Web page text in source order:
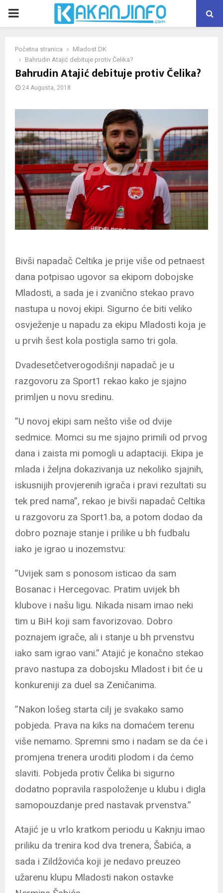
PRIMARY
Početna stranica
Mladost DK
Bahrudin Atajić debituje protiv Čelika?
Bahrudin Atajić debituje protiv Čelika?
24 Augusta, 2018
Bivši napadač Celtika je prije više od petnaest
dana potpisao ugovor sa ekipom dobojske
Mladosti, a sada je i zvanično stekao pravo
nastupa u novoj ekipi. Sigurno će biti veliko
osvježenje u napadu za ekipu Mladosti koja je
u prvih šest kola postigla samo tri gola.
Dvadesetčetverogodišnji napadač je u
razgovoru za Sport1 rekao kako je sjajno
primljen u novu sredinu.
”U novoj ekipi sam nešto više od dvije
sedmice. Momci su me sjajno primili od prvog
dana i zaista mi pomogli u adaptaciji. Ekipa je
mlada i željna dokazivanja uz nekoliko sjajnih,
iskusnijih provjerenih igrača i pravi rezultati su
tek pred nama”, rekao je bivši napadač Celtika
u razgovoru za Sport1.ba, a potom dodao da
dobro poznaje stanje i prilike u bh fudbalu
iako je igrao u inozemstvu:
”Uvijek sam s ponosom isticao da sam
Bosanac i Hercegovac. Pratim uvijek bh
klubove i našu ligu. Nikada nisam imao neki
tim u BiH koji sam favorizovao. Dobro
poznajem igrače, ali i stanje u bh prvenstvu
iako sam igrao vani.” Atajić je konačno stekao
pravo nastupa za dobojsku Mladost i bit će u
konkureniji za duel sa Zeničanima.
”Nakon lošeg starta cilj je svakako samo
pobjeda. Prava na kiks na domaćem terenu
više nemamo. Spremni smo i nadam se da će i
promjena trenera uroditi plodom i da ćemo
slaviti. Pobjeda protiv Čelika bi sigurno
dodatno popravila raspoloženje u klubu i digla
samopouzdanje pred nastavak prvenstva.”
Atajić je u vrlo kratkom periodu u Kaknju imao
priliku da trenira kod dva trenera, Šabića, a
sada i Zildžovića koji je nedavo preuzeo
užarenu klupu Mladosti nakon ostavke